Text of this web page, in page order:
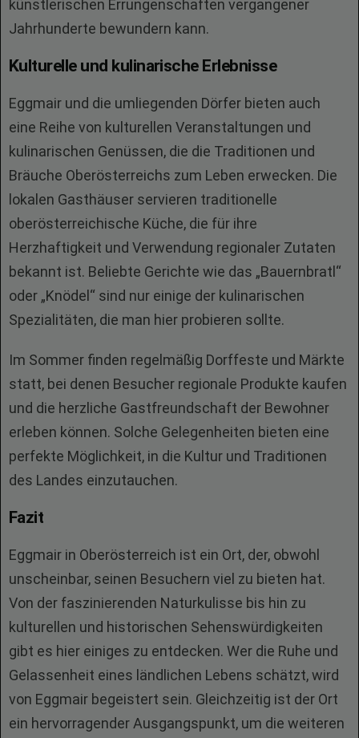
künstlerischen Errungenschaften vergangener
Jahrhunderte bewundern kann.
Kulturelle und kulinarische Erlebnisse
Eggmair und die umliegenden Dörfer bieten auch
eine Reihe von kulturellen Veranstaltungen und
kulinarischen Genüssen, die die Traditionen und
Bräuche Oberösterreichs zum Leben erwecken. Die
lokalen Gasthäuser servieren traditionelle
oberösterreichische Küche, die für ihre
Herzhaftigkeit und Verwendung regionaler Zutaten
bekannt ist. Beliebte Gerichte wie das „Bauernbratl“
oder „Knödel“ sind nur einige der kulinarischen
Spezialitäten, die man hier probieren sollte.
Im Sommer finden regelmäßig Dorffeste und Märkte
statt, bei denen Besucher regionale Produkte kaufen
und die herzliche Gastfreundschaft der Bewohner
erleben können. Solche Gelegenheiten bieten eine
perfekte Möglichkeit, in die Kultur und Traditionen
des Landes einzutauchen.
Fazit
Eggmair in Oberösterreich ist ein Ort, der, obwohl
unscheinbar, seinen Besuchern viel zu bieten hat.
Von der faszinierenden Naturkulisse bis hin zu
kulturellen und historischen Sehenswürdigkeiten
gibt es hier einiges zu entdecken. Wer die Ruhe und
Gelassenheit eines ländlichen Lebens schätzt, wird
von Eggmair begeistert sein. Gleichzeitig ist der Ort
ein hervorragender Ausgangspunkt, um die weiteren